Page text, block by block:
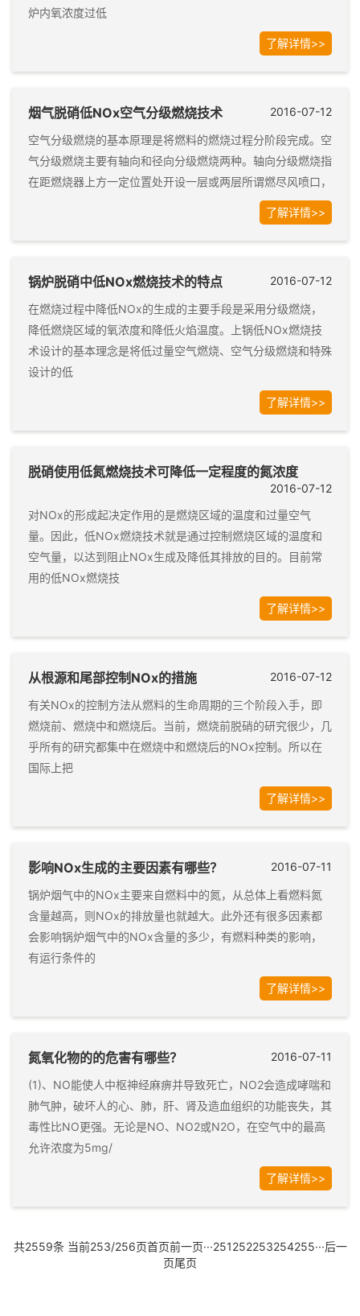
炉内氧浓度过低
了解详情>>
烟气脱硝低NOx空气分级燃烧技术 2016-07-12
空气分级燃烧的基本原理是将燃料的燃烧过程分阶段完成。空
气分级燃烧主要有轴向和径向分级燃烧两种。轴向分级燃烧指
在距燃烧器上方一定位置处开设一层或两层所谓燃尽风喷口，
了解详情>>
锅炉脱硝中低NOx燃烧技术的特点 2016-07-12
在燃烧过程中降低NOx的生成的主要手段是采用分级燃烧，
降低燃烧区域的氧浓度和降低火焰温度。上锅低NOx燃烧技
术设计的基本理念是将低过量空气燃烧、空气分级燃烧和特殊
设计的低
了解详情>>
脱硝使用低氮燃烧技术可降低一定程度的氮浓度
2016-07-12
对NOx的形成起决定作用的是燃烧区域的温度和过量空气
量。因此，低NOx燃烧技术就是通过控制燃烧区域的温度和
空气量，以达到阻止NOx生成及降低其排放的目的。目前常
用的低NOx燃烧技
了解详情>>
从根源和尾部控制NOx的措施 2016-07-12
有关NOx的控制方法从燃料的生命周期的三个阶段入手，即
燃烧前、燃烧中和燃烧后。当前，燃烧前脱硝的研究很少，几
乎所有的研究都集中在燃烧中和燃烧后的NOx控制。所以在
国际上把
了解详情>>
影响NOx生成的主要因素有哪些？ 2016-07-11
锅炉烟气中的NOx主要来自燃料中的氮，从总体上看燃料氮
含量越高，则NOx的排放量也就越大。此外还有很多因素都
会影响锅炉烟气中的NOx含量的多少，有燃料种类的影响，
有运行条件的
了解详情>>
氮氧化物的的危害有哪些？ 2016-07-11
(1)、NO能使人中枢神经麻痹并导致死亡，NO2会造成哮喘和
肺气肿，破坏人的心、肺，肝、肾及造血组织的功能丧失，其
毒性比NO更强。无论是NO、NO2或N2O，在空气中的最高
允许浓度为5mg/
了解详情>>
共2559条 当前253/256页首页前一页···251252253254255···后一
页尾页